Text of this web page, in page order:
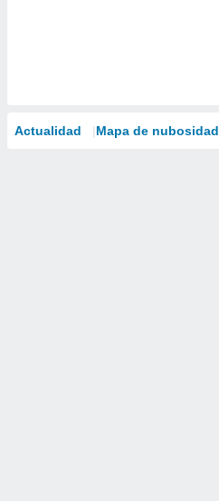
Actualidad Mapa de nubosidad